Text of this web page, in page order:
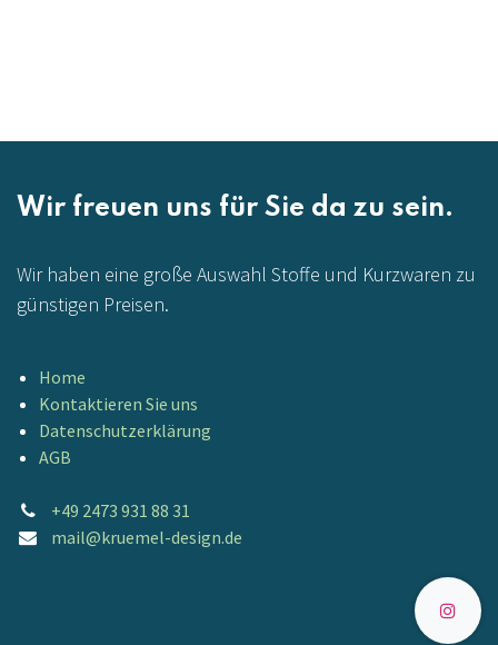
Wir freuen uns für Sie da zu sein.
Wir haben eine große Auswahl Stoffe und Kurzwaren zu
günstigen Preisen.
Home
Kontaktieren Sie uns
Datenschutzerklärung
AGB
+49 2473 931 88 31
mail@kruemel-design.de